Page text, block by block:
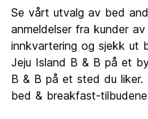
Kultur
Feste
Verdi for pengene
Se vårt utvalg av bed
anmeldelser fra kunder
innkvartering og sjekk ut
Jeju Island B & B på et
B & B på et sted du liker.
bed & breakfast-